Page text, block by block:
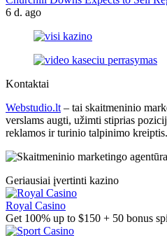
6 d. ago
Kontaktai
Webstudio.lt – tai skaitmeninio
verslams augti, užimti stiprias
reklamos ir turinio talpinimo kreiptis.
Geriausiai įvertinti kazino
Royal Casino
Get 100% up to $150 + 50 bonus